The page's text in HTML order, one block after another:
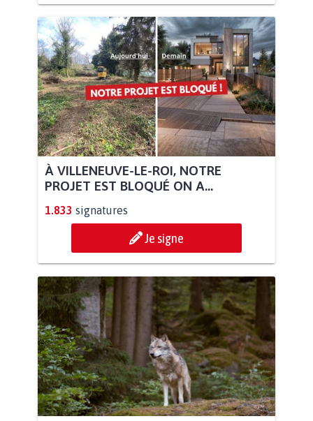
À VILLENEUVE-LE-ROI, NOTRE
PROJET EST BLOQUÉ ON A...
1.833 signatures
Je signe